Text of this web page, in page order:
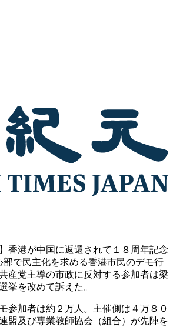
香港が中国に返還されて１８周年記念
部で民主化を求める香港市民のデモ行
産党主導の市政に反対する参加者は梁
挙を改めて訴えた。
参加者は約２万人。主催側は４万８０
盟及び専業教師協会（組合）が先陣を